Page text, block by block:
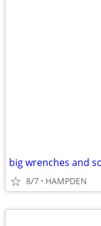
8/7 HAMPDEN